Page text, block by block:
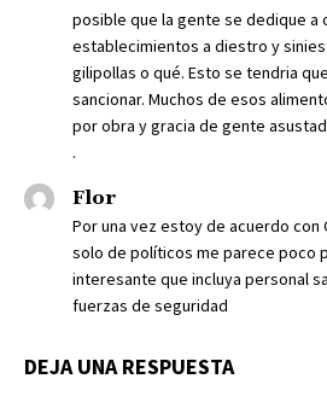
posible que la gente se dedique a
establecimientos a diestro y
gilipollas o qué. Esto se tendria
sancionar. Muchos de esos
por obra y gracia de gente
.
Flor
Por una vez estoy de acuerdo con
solo de políticos me parece poco
interesante que incluya personal
fuerzas de seguridad
DEJA UNA RESPUESTA